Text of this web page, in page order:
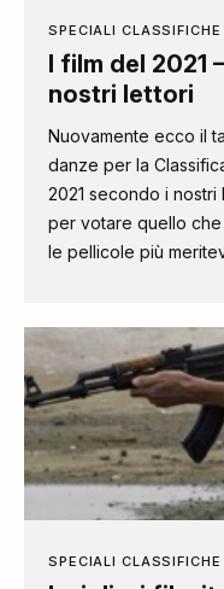
SPECIALI CLASSIFICHE
I film del
nostri lettori
Nuovamente ecco il
danze per la
2021 secondo i
per votare quello
le pellicole più
SPECIALI CLASSIFICHE